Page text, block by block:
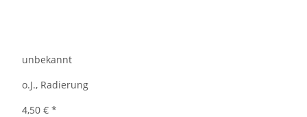
unbekannt
o.J., Radierung
4,50 € *